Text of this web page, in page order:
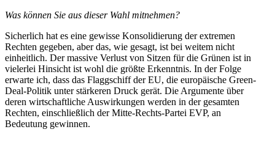
Was können Sie aus dieser Wahl mitnehmen?
Sicherlich hat es eine gewisse Konso­li­dierung der extremen
Rechten gegeben, aber das, wie gesagt, ist bei weitem nicht
einheitlich. Der massive Verlust von Sitzen für die Grünen ist in
vielerlei Hinsicht ist wohl die größte Erkenntnis. In der Folge
erwarte ich, dass das Flagg­schiff der EU, die europäische Green-
Deal-Politik unter stärkeren Druck gerät. Die Argumente über
deren wirtschaft­liche Auswir­kungen werden in der gesamten
Rechten, einschließlich der Mitte-Rechts-Partei EVP, an
Bedeutung gewinnen.